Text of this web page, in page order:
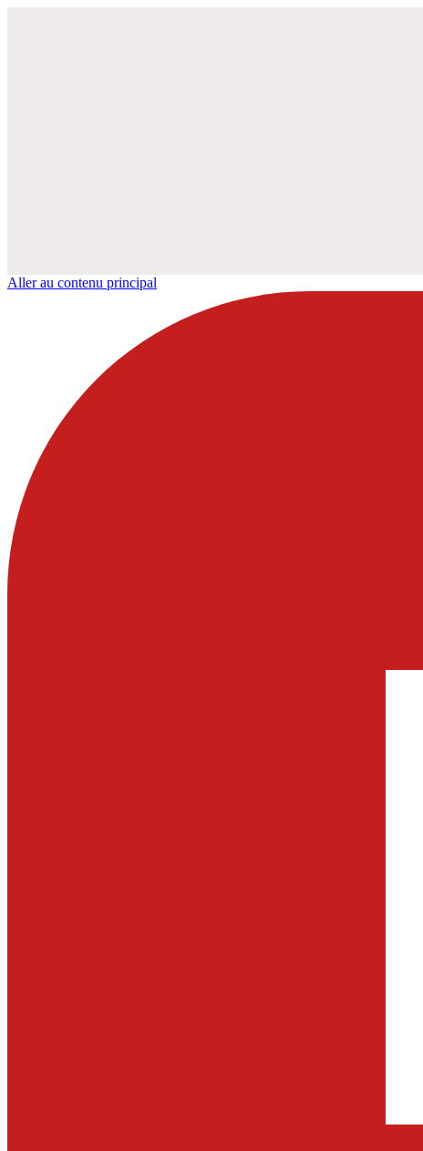
Aller au contenu principal